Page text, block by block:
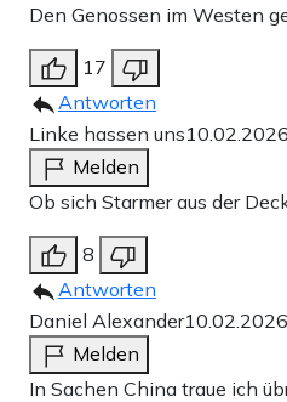
Den Genossen im Westen
17
Antworten
Linke hassen uns
Melden
Ob sich Starmer aus der
8
Antworten
Daniel Alexander
Melden
In Sachen China traue ich